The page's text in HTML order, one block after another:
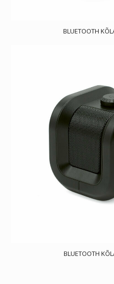
BLUETOOTH
BLUETOOTH